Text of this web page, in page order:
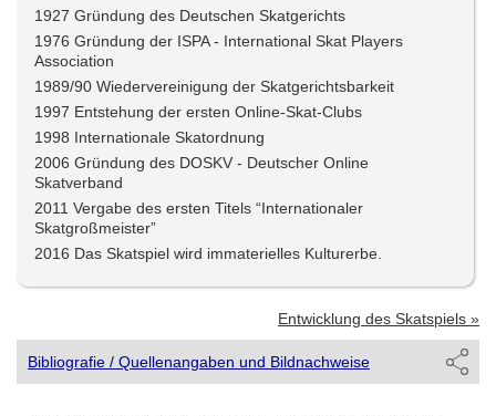
1927 Gründung des Deutschen Skatgerichts
1976 Gründung der ISPA - International Skat Players
Association
1989/90 Wiedervereinigung der Skatgerichtsbarkeit
1997 Entstehung der ersten Online-Skat-Clubs
1998 Internationale Skatordnung
2006 Gründung des DOSKV - Deutscher Online
Skatverband
2011 Vergabe des ersten Titels “Internationaler
Skatgroßmeister”
2016 Das Skatspiel wird immaterielles Kulturerbe.
Entwicklung des Skatspiels »
Bibliografie / Quellenangaben und Bildnachweise